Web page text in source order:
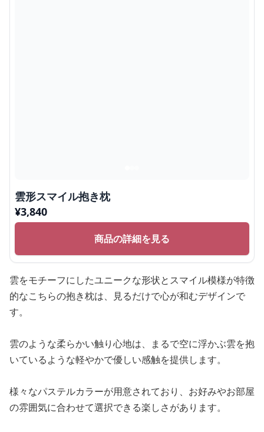
雲形スマイル抱き枕
¥3,840
商品の詳細を見る
雲をモチーフにしたユニークな形状とスマイル模様が特徴
的なこちらの抱き枕は、見るだけで心が和むデザインで
す。
雲のような柔らかい触り心地は、まるで空に浮かぶ雲を抱
いているような軽やかで優しい感触を提供します。
様々なパステルカラーが用意されており、お好みやお部屋
の雰囲気に合わせて選択できる楽しさがあります。